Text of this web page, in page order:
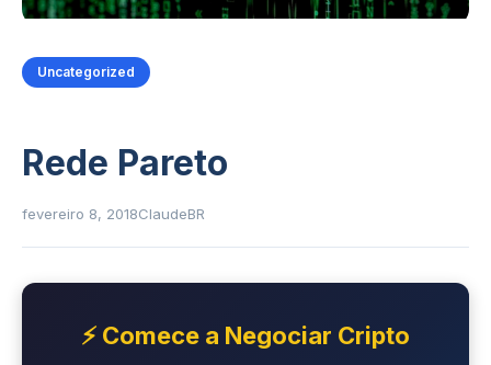
Uncategorized
Rede Pareto
fevereiro 8, 2018ClaudeBR
⚡ Comece a Negociar Cripto